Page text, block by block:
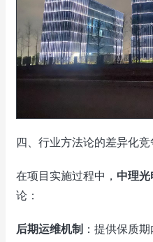
四、行业方法论的差异化竞
在项目实施过程中， 中理光
论：
后期运维机制 ：提供保质